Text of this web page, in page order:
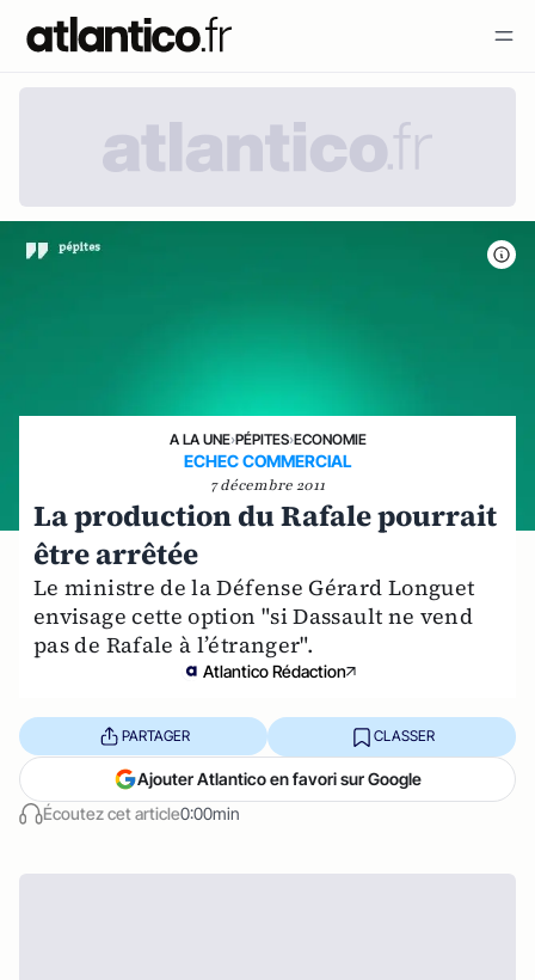
A LA UNE›PÉPITES›ECONOMIE
ECHEC COMMERCIAL
7 décembre 2011
La production du Rafale pourrait
être arrêtée
Le ministre de la Défense Gérard Longuet
envisage cette option "si Dassault ne vend
pas de Rafale à l’étranger".
Atlantico Rédaction
Écoutez cet article0:00min
PARTAGER CLASSER
Ajouter Atlantico en favori sur Google